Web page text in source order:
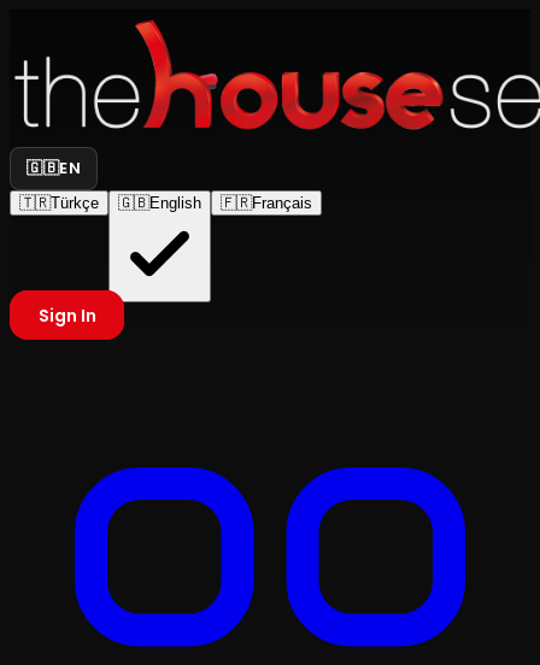
🇬🇧EN
🇹🇷Türkçe 🇬🇧English 🇫🇷Français
Sign In